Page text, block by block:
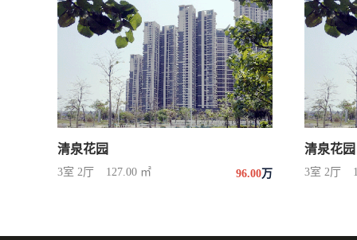
清泉花园
3室 2厅 127.00 ㎡ 96.00万
清泉花园
3室 2厅